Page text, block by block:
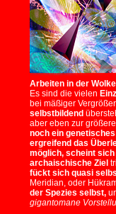
Arbeiten in der Wolke
Es sind die vielen
bei mäßiger
selbstbildend
aber eben zur
noch ein
ergreifend das
möglich, scheint
archaischische Ziel
fückt sich quasi
Meridian, oder
der Spezies selbst,
gigantomane